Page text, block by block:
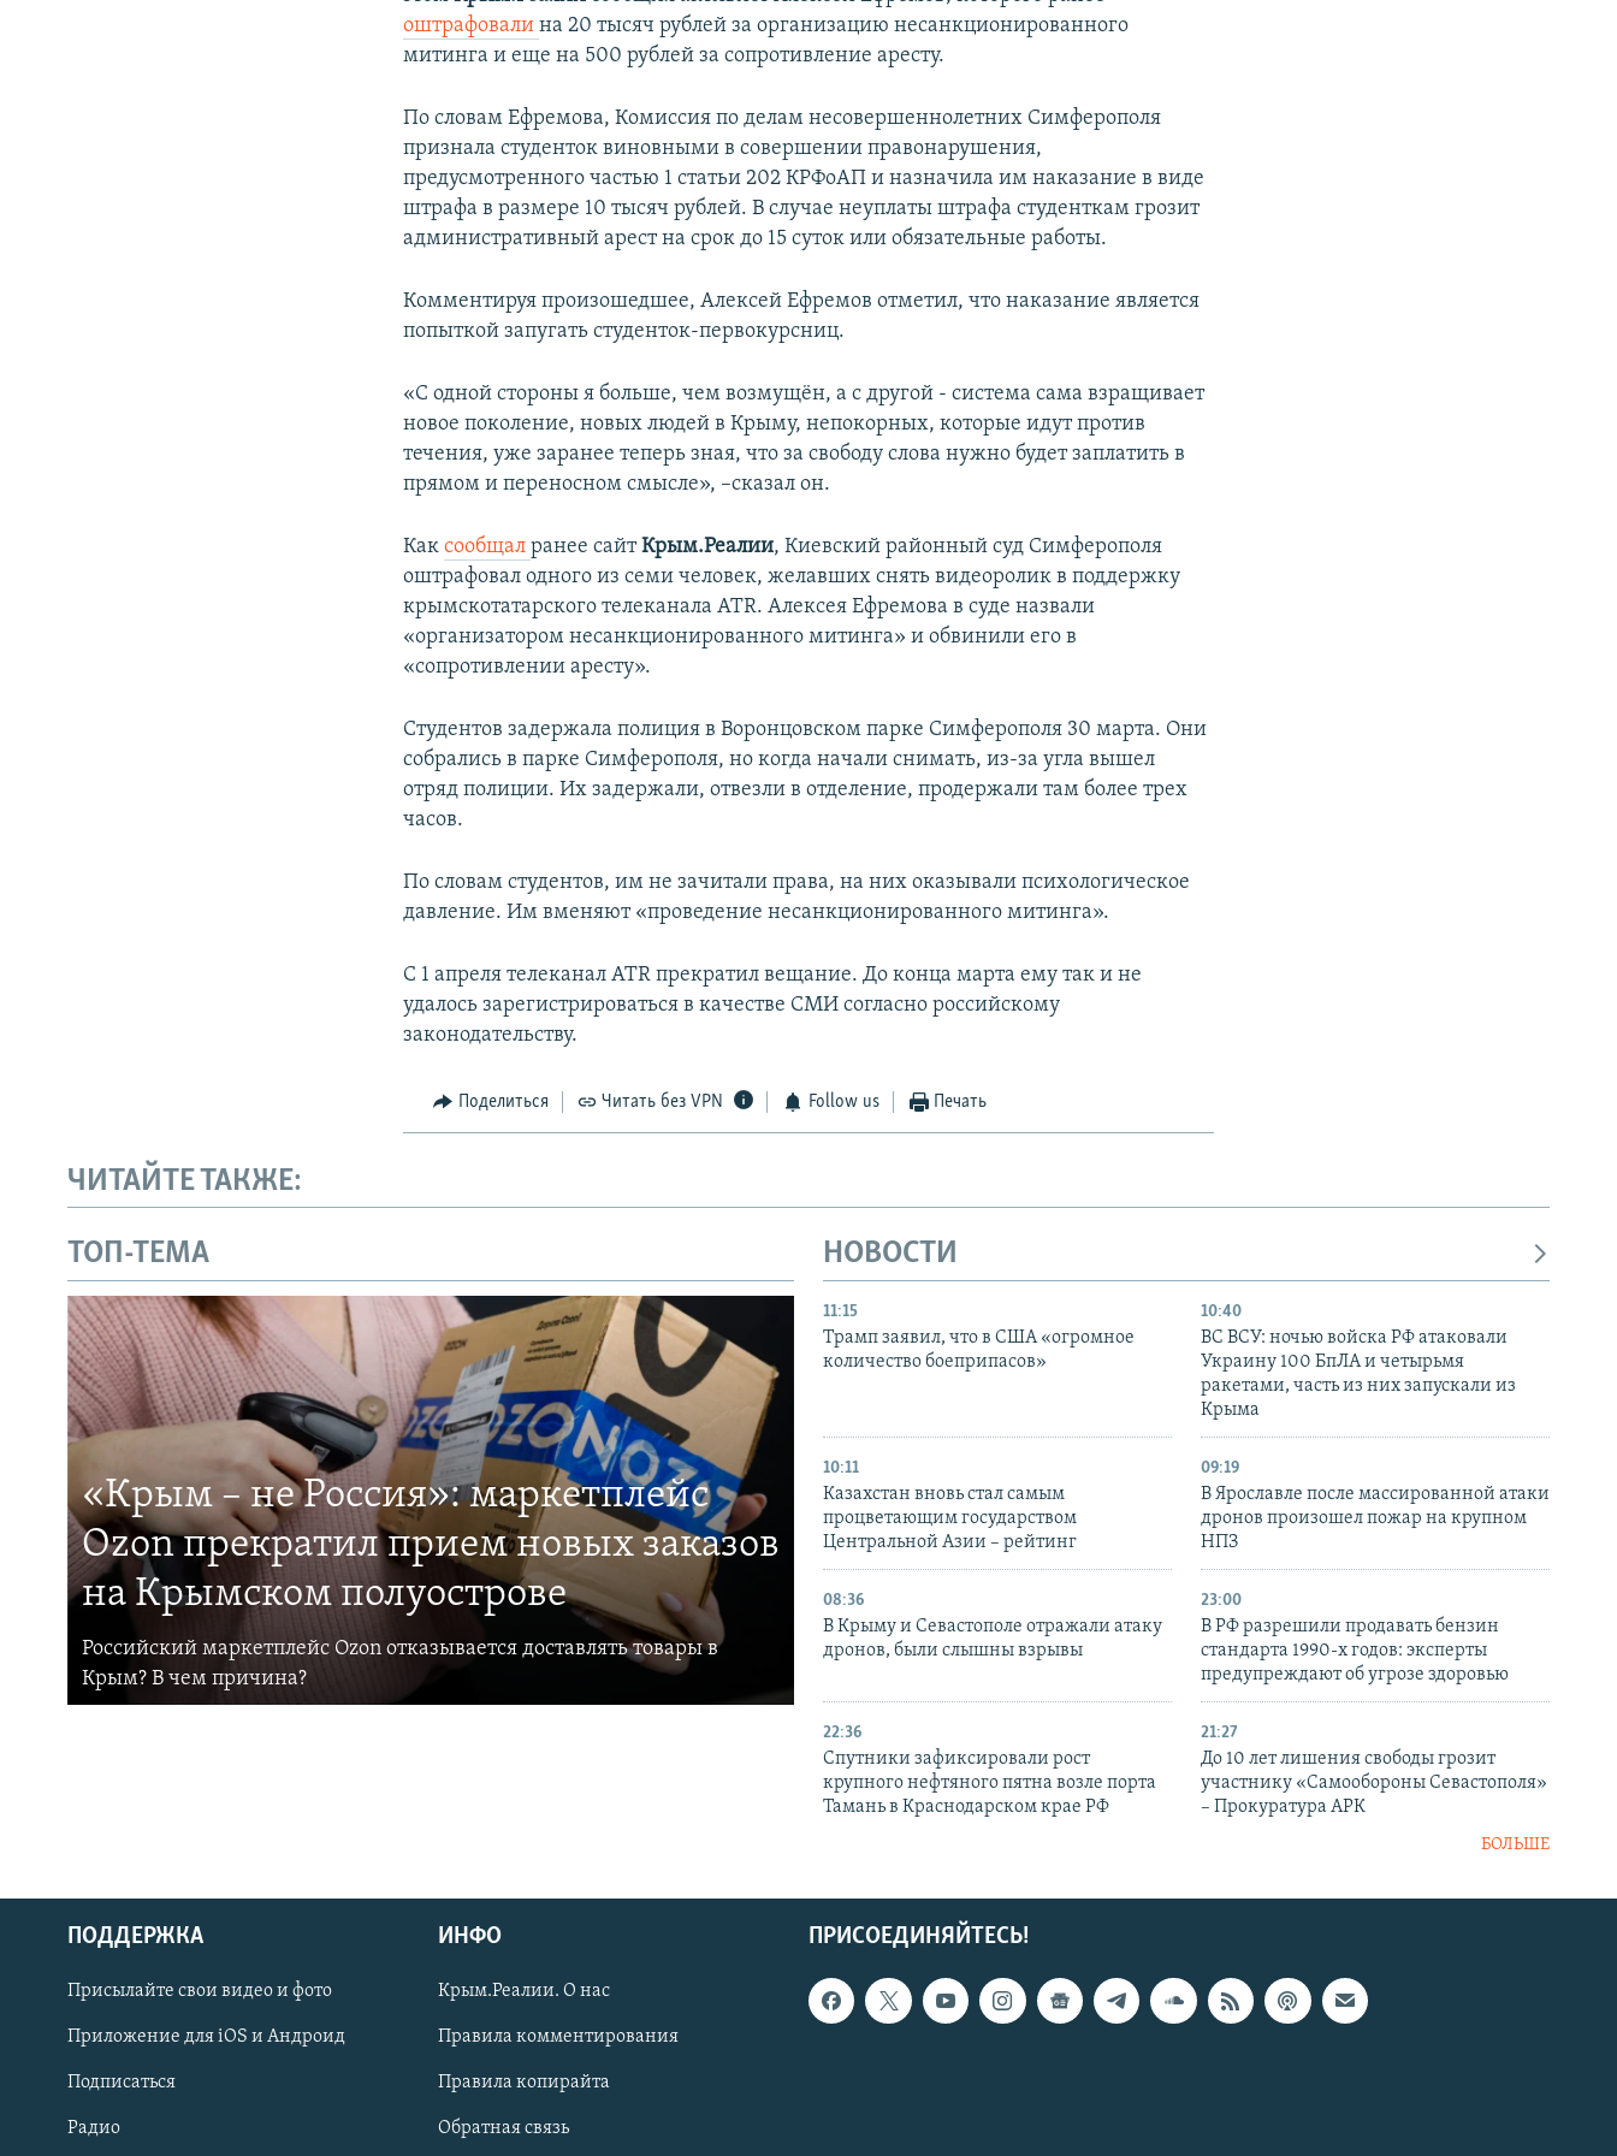
Українською
Qırımtatar
ПРИСОЕДИНЯЙТЕСЬ!
оштрафовалина 20 тысяч рублей за организацию несанкционированного
митинга и еще на 500 рублей за сопротивление аресту.
По словам Ефремова, Комиссия по делам несовершеннолетних Симферополя
признала студенток виновными в совершении правонарушения,
предусмотренного частью 1 статьи 202 КРФоАП и назначила им наказание в виде
штрафа в размере 10 тысяч рублей. В случае неуплаты штрафа студенткам грозит
административный арест на срок до 15 суток или обязательные работы.
Комментируя произошедшее, Алексей Ефремов отметил, что наказание является
попыткой запугать студенток-первокурсниц.
«С одной стороны я больше, чем возмущён, а с другой - система сама взращивает
новое поколение, новых людей в Крыму, непокорных, которые идут против
течения, уже заранее теперь зная, что за свободу слова нужно будет заплатить в
прямом и переносном смысле», –сказал он.
Каксообщалранее сайтКрым.Реалии, Киевский районный суд Симферополя
оштрафовал одного из семи человек, желавших снять видеоролик в поддержку
крымскотатарского телеканала ATR. Алексея Ефремова в суде назвали
«организатором несанкционированного митинга» и обвинили его в
«сопротивлении аресту».
Студентов задержала полиция в Воронцовском парке Симферополя 30 марта. Они
собрались в парке Симферополя, но когда начали снимать, из-за угла вышел
отряд полиции. Их задержали, отвезли в отделение, продержали там более трех
часов.
По словам студентов, им не зачитали права, на них оказывали психологическое
давление. Им вменяют «проведение несанкционированного митинга».
С 1 апреля телеканал ATR прекратил вещание. До конца марта ему так и не
удалось зарегистрироваться в качестве СМИ согласно российскому
законодательству.
Поделиться Читать без VPN Follow us Печать
ЧИТАЙТЕ ТАКЖЕ:
ТОП-ТЕМА
«Крым – не Россия»: маркетплейс
Ozon прекратил прием новых заказов
на Крымском полуострове
Российский маркетплейс Ozon отказывается доставлять товары в
Крым? В чем причина?
НОВОСТИ
11:15
Трамп заявил, что в США «огромное
количество боеприпасов»
10:40
ВС ВСУ: ночью войска РФ атаковали
Украину 100 БпЛА и четырьмя
ракетами, часть из них запускали из
Крыма
10:11
Казахстан вновь стал самым
процветающим государством
Центральной Азии – рейтинг
09:19
В Ярославле после массированной атаки
дронов произошел пожар на крупном
НПЗ
08:36
В Крыму и Севастополе отражали атаку
дронов, были слышны взрывы
23:00
В РФ разрешили продавать бензин
стандарта 1990-х годов: эксперты
предупреждают об угрозе здоровью
22:36
Спутники зафиксировали рост
крупного нефтяного пятна возле порта
Тамань в Краснодарском крае РФ
21:27
До 10 лет лишения свободы грозит
участнику «Самообороны Севастополя»
– Прокуратура АРК
БОЛЬШЕ
ПРИСОЕДИНЯЙТЕСЬ!
ПОДДЕРЖКА
Присылайте свои видео и фото
Приложение для iOS и Андроид
Подписаться
Радио
ИНФО
Крым.Реалии. О нас
Правила комментирования
Правила копирайта
Обратная связь